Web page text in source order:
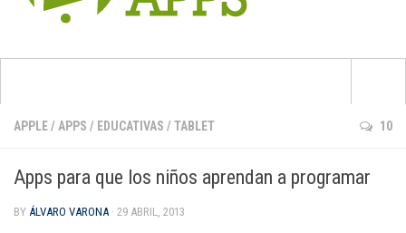
Apps
para aprender inglés
para pintar y dibujar
APPLE/ APPS / EDUCATIVAS / TABLET 10
Apps para que los niños aprendan a programar
BY ÁLVARO VARONA · 29 ABRIL, 2013